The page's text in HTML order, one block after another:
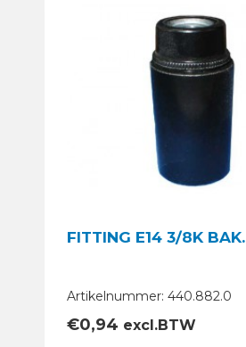
FITTING E14 3/8K BAK.
Artikelnummer: 440.882.0
€0,94 excl.BTW